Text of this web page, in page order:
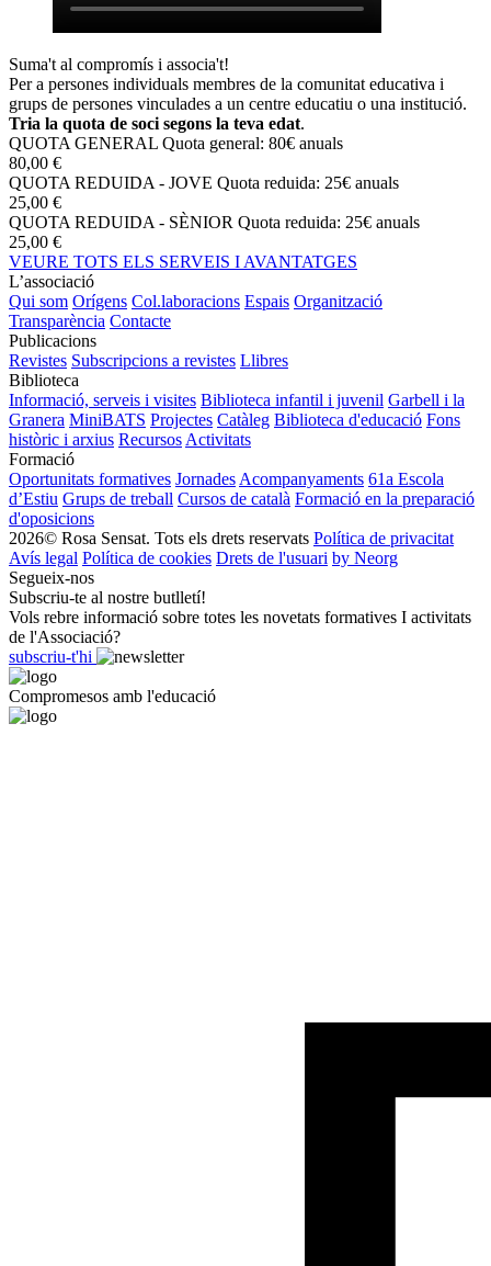
Suma't al compromís i associa't!
Per a persones individuals membres de la comunitat educativa i
grups de persones vinculades a un centre educatiu o una institució.
Tria la quota de soci segons la teva edat.
QUOTA GENERAL Quota general: 80€ anuals
80,00 €
QUOTA REDUIDA - JOVE Quota reduida: 25€ anuals
25,00 €
QUOTA REDUIDA - SÈNIOR Quota reduida: 25€ anuals
25,00 €
VEURE TOTS ELS SERVEIS I AVANTATGES
L’associació
Qui som Orígens Col.laboracions Espais Organització
Transparència Contacte
Publicacions
Revistes Subscripcions a revistes Llibres
Biblioteca
Informació, serveis i visites Biblioteca infantil i juvenil Garbell i la
Granera MiniBATS Projectes Catàleg Biblioteca d'educació Fons
històric i arxius Recursos Activitats
Formació
Oportunitats formatives Jornades Acompanyaments 61a Escola
d’Estiu Grups de treball Cursos de català Formació en la preparació
d'oposicions
2026© Rosa Sensat. Tots els drets reservats Política de privacitat
Avís legal Política de cookies Drets de l'usuari by Neorg
Segueix-nos
Subscriu-te al nostre butlletí!
Vols rebre informació sobre totes les novetats formatives I activitats
de l'Associació?
subscriu-t'hi
Compromesos amb l'educació